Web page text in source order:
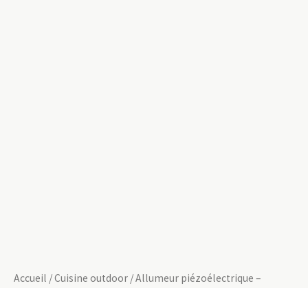
Accueil /Cuisine outdoor / Allumeur piézoélectrique –